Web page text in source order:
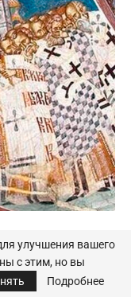
улучшения вашего
с этим, но вы
Подробнее